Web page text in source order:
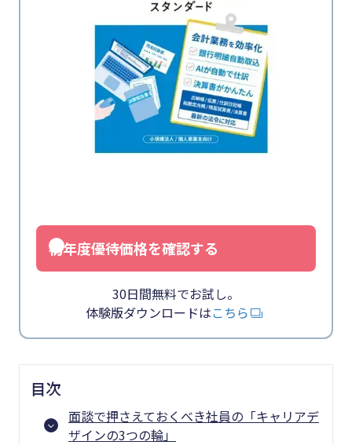
初年度優待価格を確認する
30日間無料でお試し。
体験版ダウンロードはこちら
目次
面談で押さえておくべき社員の「キャリアデ
ザインの3つの輪」